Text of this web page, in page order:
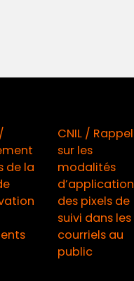
de la
CNIL / Rappel
sur les
modalités
d’application
des pixels de
suivi dans les
courriels au
public